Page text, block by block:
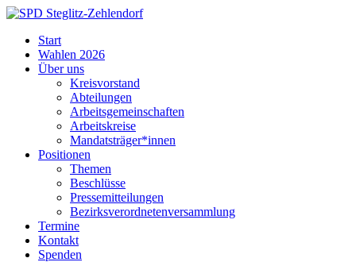
Skip
content
Steglitz-
Zehlendorf
Start
Wahlen 2026
Über uns
Kreisvorstand
Abteilungen
Arbeitsgemeinschaften
Arbeitskreise
Mandatsträger*innen
Positionen
Themen
Beschlüsse
Pressemitteilungen
Bezirksverordnetenversammlung
Termine
Kontakt
Spenden